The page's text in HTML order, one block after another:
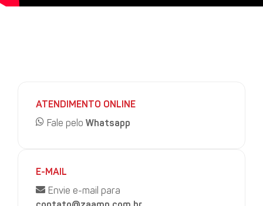
ATENDIMENTO ONLINE
Fale pelo Whatsapp
E-MAIL
Envie e-mail para